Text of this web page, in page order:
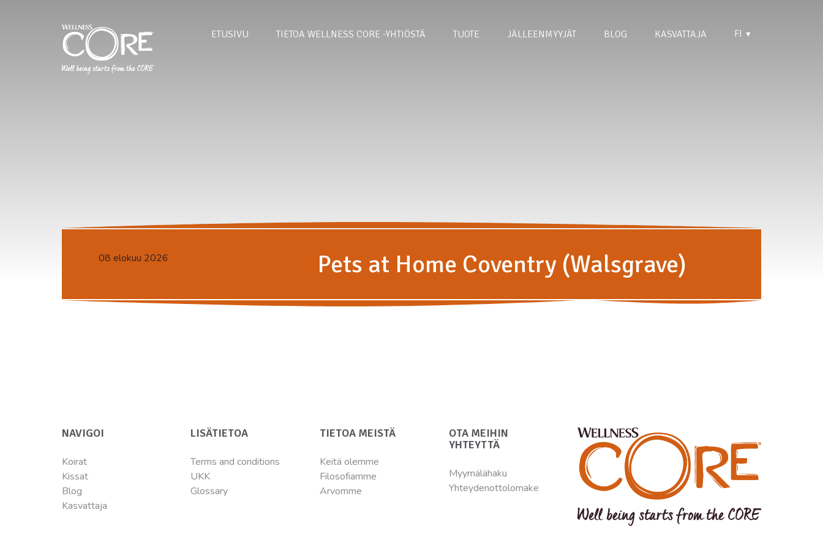
ETUSIVU TIETOA WELLNESS CORE -YHTIÖSTÄ TUOTE JÄLLEENMYYJÄT BLOG KASVATTAJA FI ▼
08 elokuu 2026 Pets at Home Coventry (Walsgrave)
NAVIGOI
Koirat
Kissat
Blog
Kasvattaja
LISÄTIETOA
Terms and conditions
UKK
Glossary
TIETOA MEISTÄ
Keitä olemme
Filosofiamme
Arvomme
OTA MEIHIN
YHTEYTTÄ
Myymälähaku
Yhteydenottolomake